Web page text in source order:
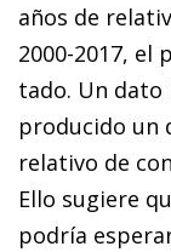
años de
2000-2017,
tado. Un dato
pro­­ducido un
relativo de
Ello sugiere
podría